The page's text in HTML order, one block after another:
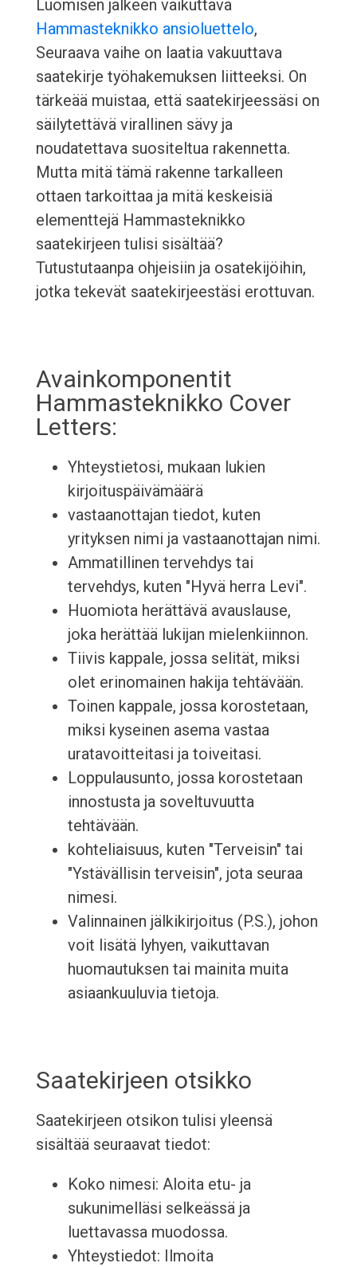
Luomisen jälkeen vaikuttava
Hammasteknikko ansioluettelo,
Seuraava vaihe on laatia vakuuttava
saatekirje työhakemuksen liitteeksi. On
tärkeää muistaa, että saatekirjeessäsi on
säilytettävä virallinen sävy ja
noudatettava suositeltua rakennetta.
Mutta mitä tämä rakenne tarkalleen
ottaen tarkoittaa ja mitä keskeisiä
elementtejä Hammasteknikko
saatekirjeen tulisi sisältää?
Tutustutaanpa ohjeisiin ja osatekijöihin,
jotka tekevät saatekirjeestäsi erottuvan.
Avainkomponentit
Hammasteknikko Cover
Letters:
Yhteystietosi, mukaan lukien
kirjoituspäivämäärä
vastaanottajan tiedot, kuten
yrityksen nimi ja vastaanottajan nimi.
Ammatillinen tervehdys tai
tervehdys, kuten "Hyvä herra Levi".
Huomiota herättävä avauslause,
joka herättää lukijan mielenkiinnon.
Tiivis kappale, jossa selität, miksi
olet erinomainen hakija tehtävään.
Toinen kappale, jossa korostetaan,
miksi kyseinen asema vastaa
uratavoitteitasi ja toiveitasi.
Loppulausunto, jossa korostetaan
innostusta ja soveltuvuutta
tehtävään.
kohteliaisuus, kuten "Terveisin" tai
"Ystävällisin terveisin", jota seuraa
nimesi.
Valinnainen jälkikirjoitus (P.S.), johon
voit lisätä lyhyen, vaikuttavan
huomautuksen tai mainita muita
asiaankuuluvia tietoja.
Saatekirjeen otsikko
Saatekirjeen otsikon tulisi yleensä
sisältää seuraavat tiedot:
Koko nimesi: Aloita etu- ja
sukunimelläsi selkeässä ja
luettavassa muodossa.
Yhteystiedot: Ilmoita